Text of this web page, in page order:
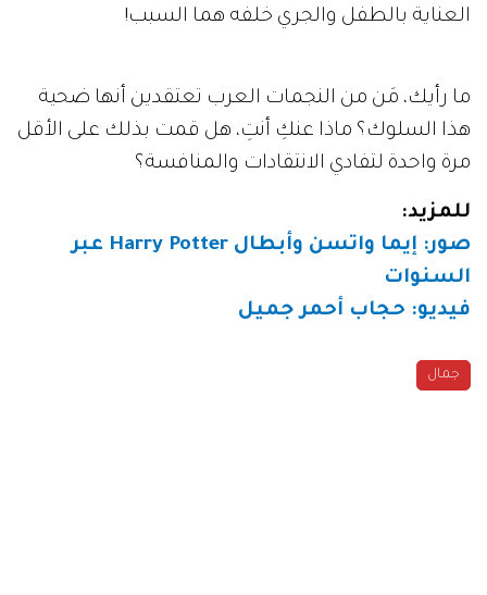
العناية بالطفل والجري خلفه هما السبب!
ما رأيك، مَن من النجمات العرب تعتقدين أنها ضحية
هذا السلوك؟ ماذا عنكِ أنتِ، هل قمت بذلك على الأقل
مرة واحدة لتفادي الانتقادات والمنافسة؟
للمزيد:
صور: إيما واتسن وأبطال
عبر
السنوات
فيديو: حجاب أحمر جميل
جمال